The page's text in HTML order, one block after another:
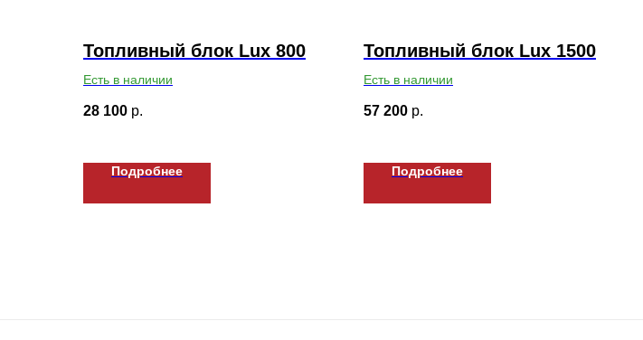
Топливный блок Lux 800
Есть в наличии
28 100 р.
Подробнее
Топливный блок Lux 1500
Есть в наличии
57 200 р.
Подробнее